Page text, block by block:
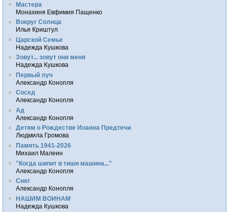
Мастера
Монахиня Евфимия Пащенко
Вокруг Солнца
Илья Криштул
Царской Семье
Надежда Кушкова
Зовут... зовут они меня
Надежда Кушкова
Первый луч
Александр Конопля
Сосед
Александр Конопля
Ад
Александр Конопля
Детям о Рождестве Иоанна Предтечи
Людмила Громова
Память 1941-2026
Михаил Малеин
"Когда шипит в тиши машина..."
Александр Конопля
Снег
Александр Конопля
НАШИМ ВОИНАМ
Надежда Кушкова